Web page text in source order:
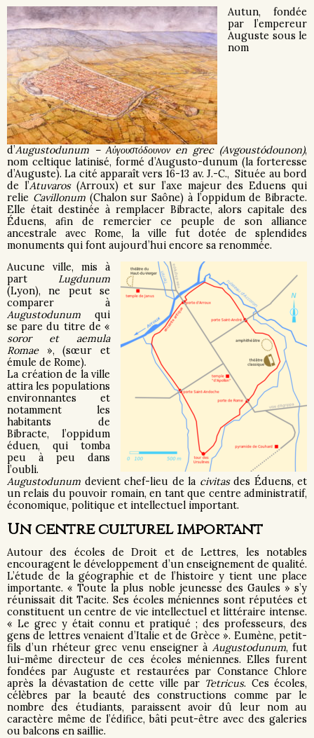
Autun, fondée
par l’empereur
Auguste sous le
nom
d’Augustodunum – Αὐγουστόδουνον en grec (Avgoustódounon),
nom celtique latinisé, formé d’Augusto-dunum (la forteresse
d’Auguste). La cité apparaît vers 16-13 av. J.-C., Située au bord
de l’Atuvaros(Arroux) et sur l’axe majeur des Eduens qui
relie Cavillonum(Chalon sur Saône) à l’oppidum de Bibracte.
Elle était destinée à remplacer Bibracte, alors capitale des
Éduens, afin de remercier ce peuple de son alliance
ancestrale avec Rome, la ville fut dotée de splendides
monuments qui font aujourd’hui encore sa renommée.
Aucune ville, mis à
part Lugdunum
(Lyon), ne peut se
comparer à
Augustodunum qui
se pare du titre de «
soror et aemula
Romae», (sœur et
émule de Rome).
La création de la ville
attira les populations
environnantes et
notamment les
habitants de
Bibracte, l’oppidum
éduen, qui tomba
peu à peu dans
l’oubli.
Augustodunum devient chef-lieu de la civitasdes Éduens, et
un relais du pouvoir romain, en tant que centre administratif,
économique, politique et intellectuel important.
Un centre culturel important
Autour des écoles de Droit et de Lettres, les notables
encouragent le développement d’un enseignement de qualité.
L’étude de la géographie et de l’histoire y tient une place
importante. « Toute la plus noble jeunesse des Gaules » s’y
réunissait dit Tacite. Ses écoles méniennes sont réputées et
constituent un centre de vie intellectuel et littéraire intense.
« Le grec y était connu et pratiqué ; des professeurs, des
gens de lettres venaient d’Italie et de Grèce ». Eumène, petit-
fils d’un rhéteur grec venu enseigner à Augustodunum, fut
lui-même directeur de ces écoles méniennes. Elles furent
fondées par Auguste et restaurées par Constance Chlore
après la dévastation de cette ville par Tetricus. Ces écoles,
célèbres par la beauté des constructions comme par le
nombre des étudiants, paraissent avoir dû leur nom au
caractère même de l’édifice, bâti peut-être avec des galeries
ou balcons en saillie.